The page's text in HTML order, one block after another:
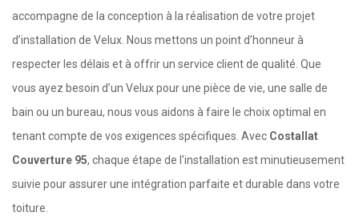
accompagne de la conception à la réalisation de votre projet
d’installation de Velux. Nous mettons un point d’honneur à
respecter les délais et à offrir un service client de qualité. Que
vous ayez besoin d’un Velux pour une pièce de vie, une salle de
bain ou un bureau, nous vous aidons à faire le choix optimal en
tenant compte de vos exigences spécifiques. Avec Costallat
Couverture 95, chaque étape de l'installation est minutieusement
suivie pour assurer une intégration parfaite et durable dans votre
toiture.